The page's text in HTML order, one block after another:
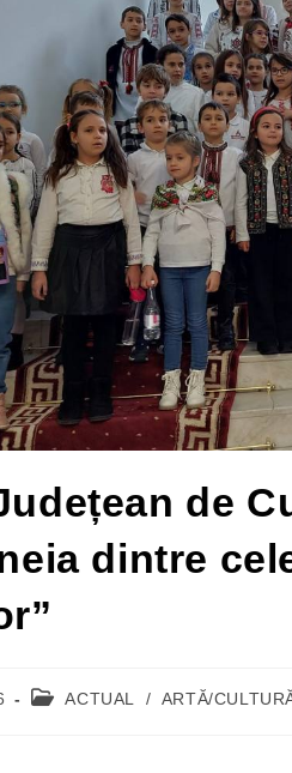
de
dintre
PostACTUAL / ARTĂ/